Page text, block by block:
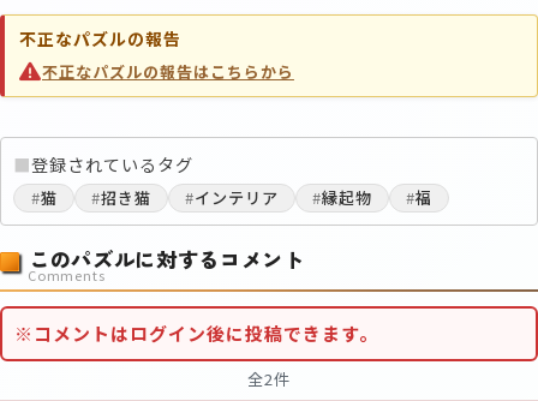
不正なパズルの報告
不正なパズルの報告はこちらから
■登録されているタグ
#猫 #招き猫 #インテリア #縁起物 #福
このパズルに対するコメント
Comments
※コメントはログイン後に投稿できます。
全2件